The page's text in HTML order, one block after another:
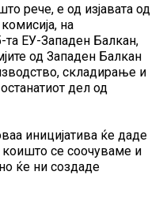
рече, е од изјавата од
на
ЕУ-Западен Балкан,
од Западен Балкан
складирање и
дел од
иницијатива ќе даде
се соочуваме и
ќе ни создаде